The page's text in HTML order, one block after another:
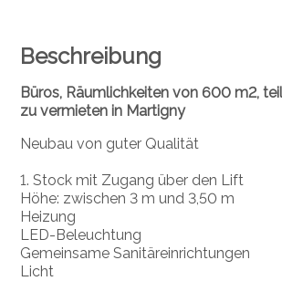
Beschreibung
Büros, Räumlichkeiten von 600 m2,
zu vermieten in Martigny
Neubau von guter Qualität
1. Stock mit Zugang über den Lift
Höhe: zwischen 3 m und 3,50 m
Heizung
LED-Beleuchtung
Gemeinsame Sanitäreinrichtungen
Licht